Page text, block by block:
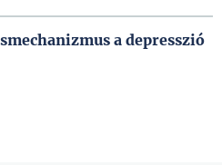
a depresszió